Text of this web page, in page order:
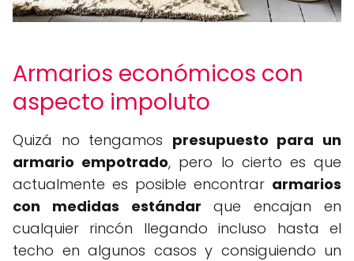
Armarios económicos con
aspecto impoluto
Quizá no tengamos presupuesto para un
armario empotrado, pero lo cierto es que
actualmente es posible encontrar armarios
con medidas estándar que encajan en
cualquier rincón llegando incluso hasta el
techo en algunos casos y consiguiendo un